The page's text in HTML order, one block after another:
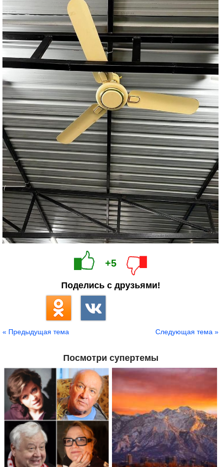
+5
Поделись с друзьями!
« Предыдущая тема Следующая тема »
Посмотри супертемы